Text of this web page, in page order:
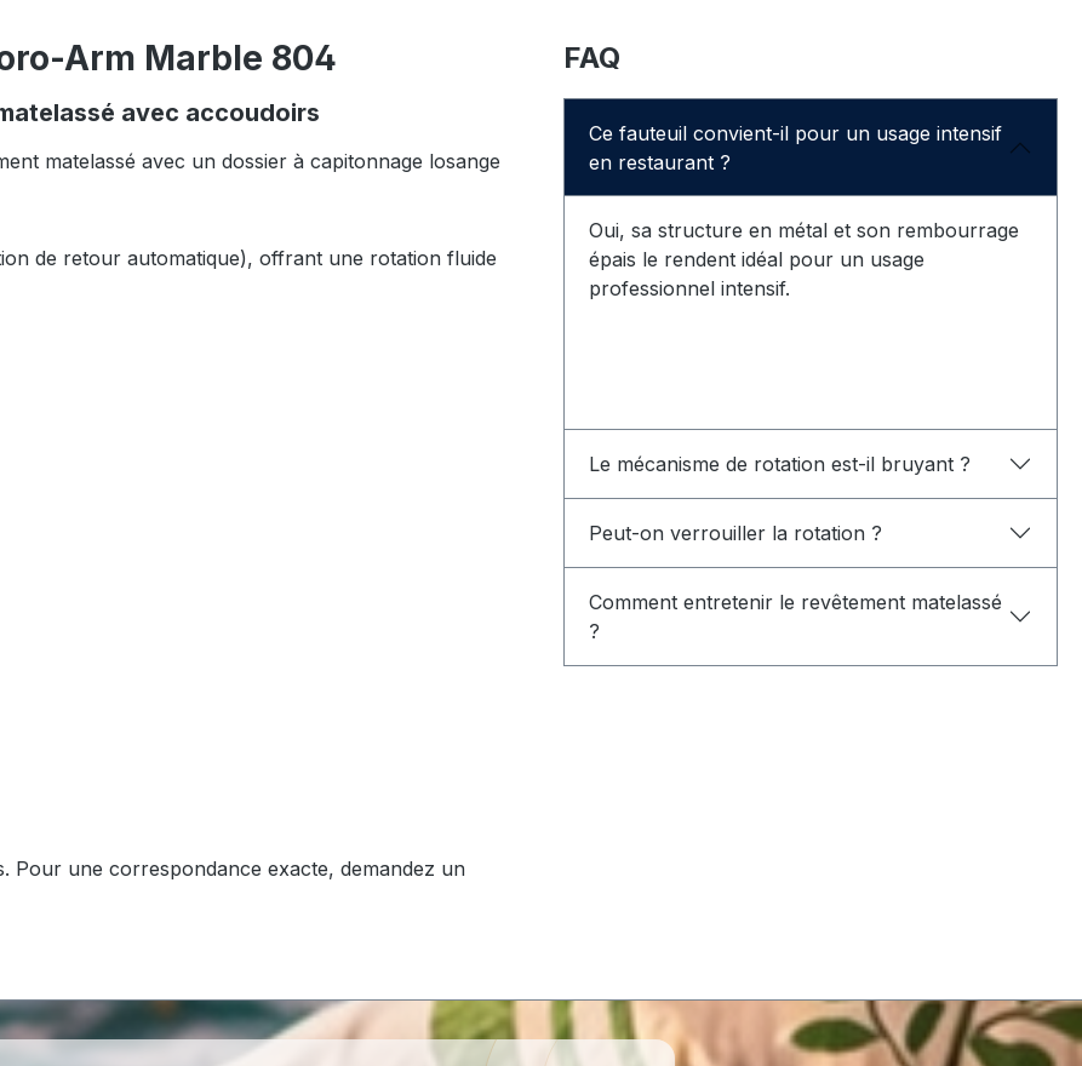
Arm Marble 804 FAQ
avec accoudoirs
matelassé avec un dossier à capitonnage losange
de retour automatique), offrant une rotation fluide
Pour une correspondance exacte, demandez un
Ce fauteuil convient-il pour un usage intensif
en restaurant ?
Oui, sa structure en métal et son rembourrage
épais le rendent idéal pour un usage
professionnel intensif.
Le mécanisme de rotation est-il bruyant ?
Peut-on verrouiller la rotation ?
Comment entretenir le revêtement matelassé
?